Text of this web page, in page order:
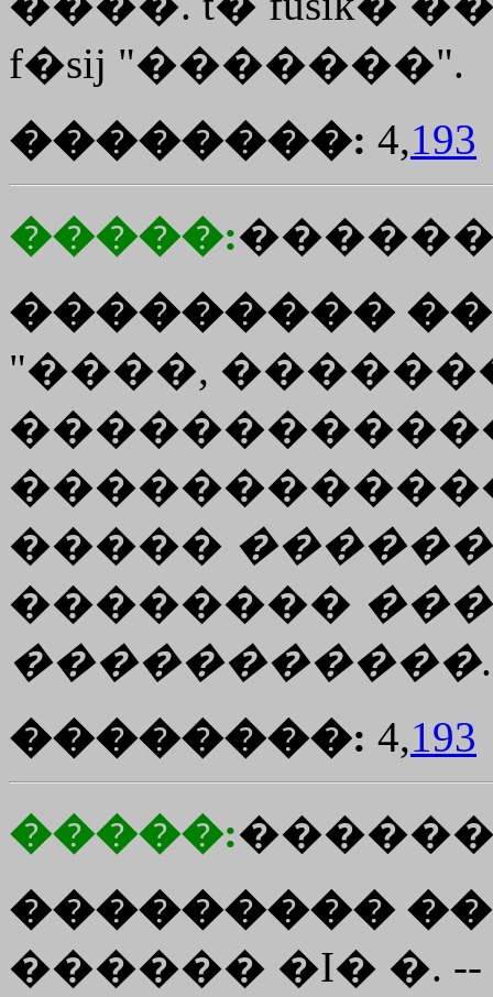
f�sij "�������".
��������: 4,193
�����:
���������
"����,
�����
��������
�����������.
��������: 4,193
�����:
���������
������ �I� �. --